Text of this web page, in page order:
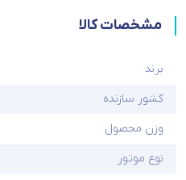
مشخصات کالا
برند
کشور سازنده
وزن محصول
نوع موتور